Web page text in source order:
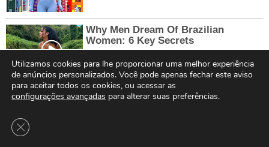
Utilizamos cookies para lhe proporcionar uma melhor experiência
de anúncios personalizados. Você pode apenas fechar este aviso
para aceitar todos os cookies, ou acessar as
configurações avançadas para alterar suas preferências.
Close GDPR Cookie Banner